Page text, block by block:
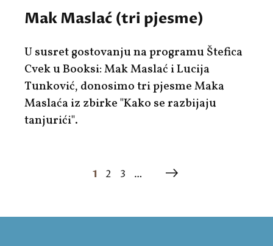
Mak Maslać (tri pjesme)
U susret gostovanju na programu Štefica
Cvek u Booksi: Mak Maslać i Lucija
Tunković, donosimo tri pjesme Maka
Maslaća iz zbirke "Kako se razbijaju
tanjurići".
1 2 3 …